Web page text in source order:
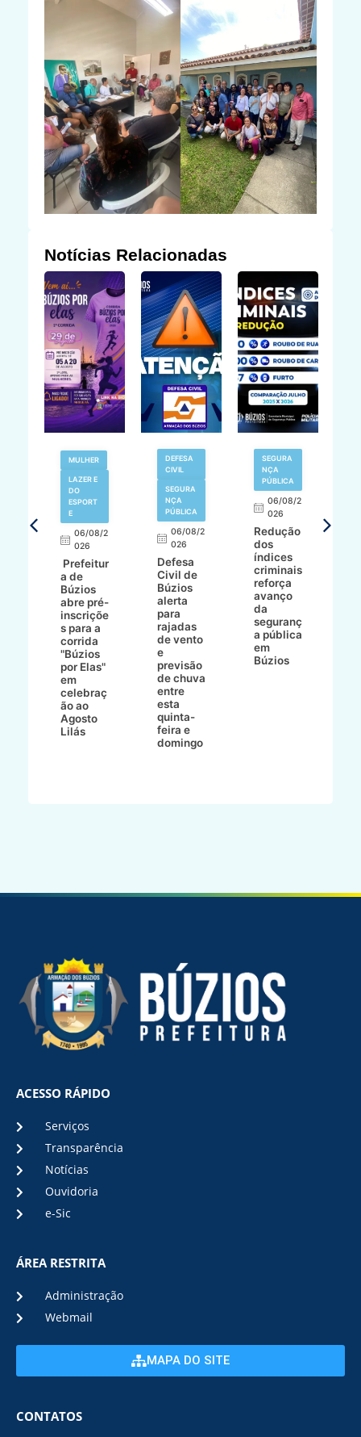
Notícias Relacionadas
MULHER
LAZER E
DO
ESPORT
E
06/08/2
026
Prefeitur
a de
Búzios
abre pré-
inscriçõe
s para a
corrida
"Búzios
por Elas"
em
celebraç
ão ao
Agosto
Lilás
DEFESA
CIVIL
SEGURA
NÇA
PÚBLICA
06/08/2
026
Defesa
Civil de
Búzios
alerta
para
rajadas
de vento
e
previsão
de chuva
entre
esta
quinta-
feira e
domingo
SEGURA
NÇA
PÚBLICA
06/08/2
026
Redução
dos
índices
criminais
reforça
avanço
da
seguranç
a pública
em
Búzios
ACESSO RÁPIDO
Serviços
Transparência
Notícias
Ouvidoria
e-Sic
ÁREA RESTRITA
Administração
Webmail
MAPA DO SITE
CONTATOS